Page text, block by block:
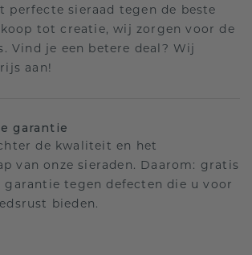
perfecte sieraad tegen de beste
tot creatie, wij zorgen voor de
Vind je een betere deal? Wij
aan!
garantie
de kwaliteit en het
van onze sieraden. Daarom: gratis
garantie tegen defecten die u voor
bieden.